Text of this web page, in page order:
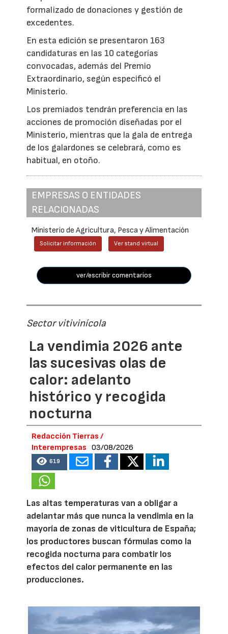
formalizado de donaciones y gestión de
excedentes.
En esta edición se presentaron 163
candidaturas en las 10 categorías
convocadas, además del Premio
Extraordinario, según especificó el
Ministerio.
Los premiados tendrán preferencia en las
acciones de promoción diseñadas por el
Ministerio, mientras que la gala de entrega
de los galardones se celebrará, como es
habitual, en otoño.
EMPRESAS O ENTIDADES
RELACIONADAS
Ministerio de Agricultura, Pesca y Alimentación
Solicitar información Ver stand virtual
ver/escribir comentarios
Sector vitivinícola
La vendimia 2026 ante
las sucesivas olas de
calor: adelanto
histórico y recogida
nocturna
Redacción Tierras /
Interempresas
03/08/2026
619
Las altas temperaturas van a obligar a
adelantar más que nunca la vendimia en la
mayoría de zonas de viticultura de España;
los productores buscan fórmulas como la
recogida nocturna para combatir los
efectos del calor permanente en las
producciones.